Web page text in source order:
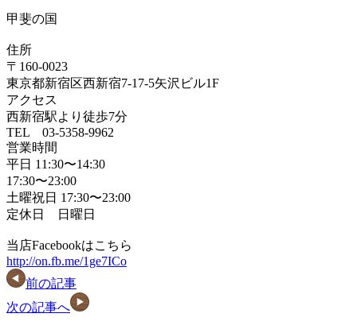
甲斐の国
住所
〒160-0023
東京都新宿区西新宿7-17-5矢沢ビル1F
アクセス
西新宿駅より徒歩7分
TEL 03-5358-9962
営業時間
平日 11:30〜14:30
17:30〜23:00
土曜祝日 17:30〜23:00
定休日 日曜日
当店Facebookはこちら
http://on.fb.me/1ge7ICo
前の記事
次の記事へ